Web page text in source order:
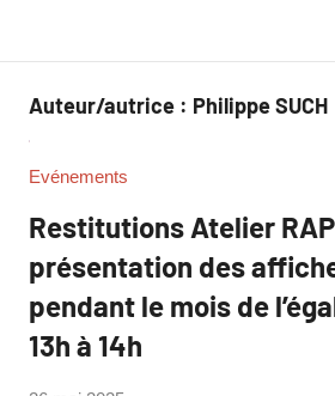
Auteur/autrice : Philippe SUCH
Evénements
Restitutions Atelier
présentation des
pendant le mois de
13h à 14h